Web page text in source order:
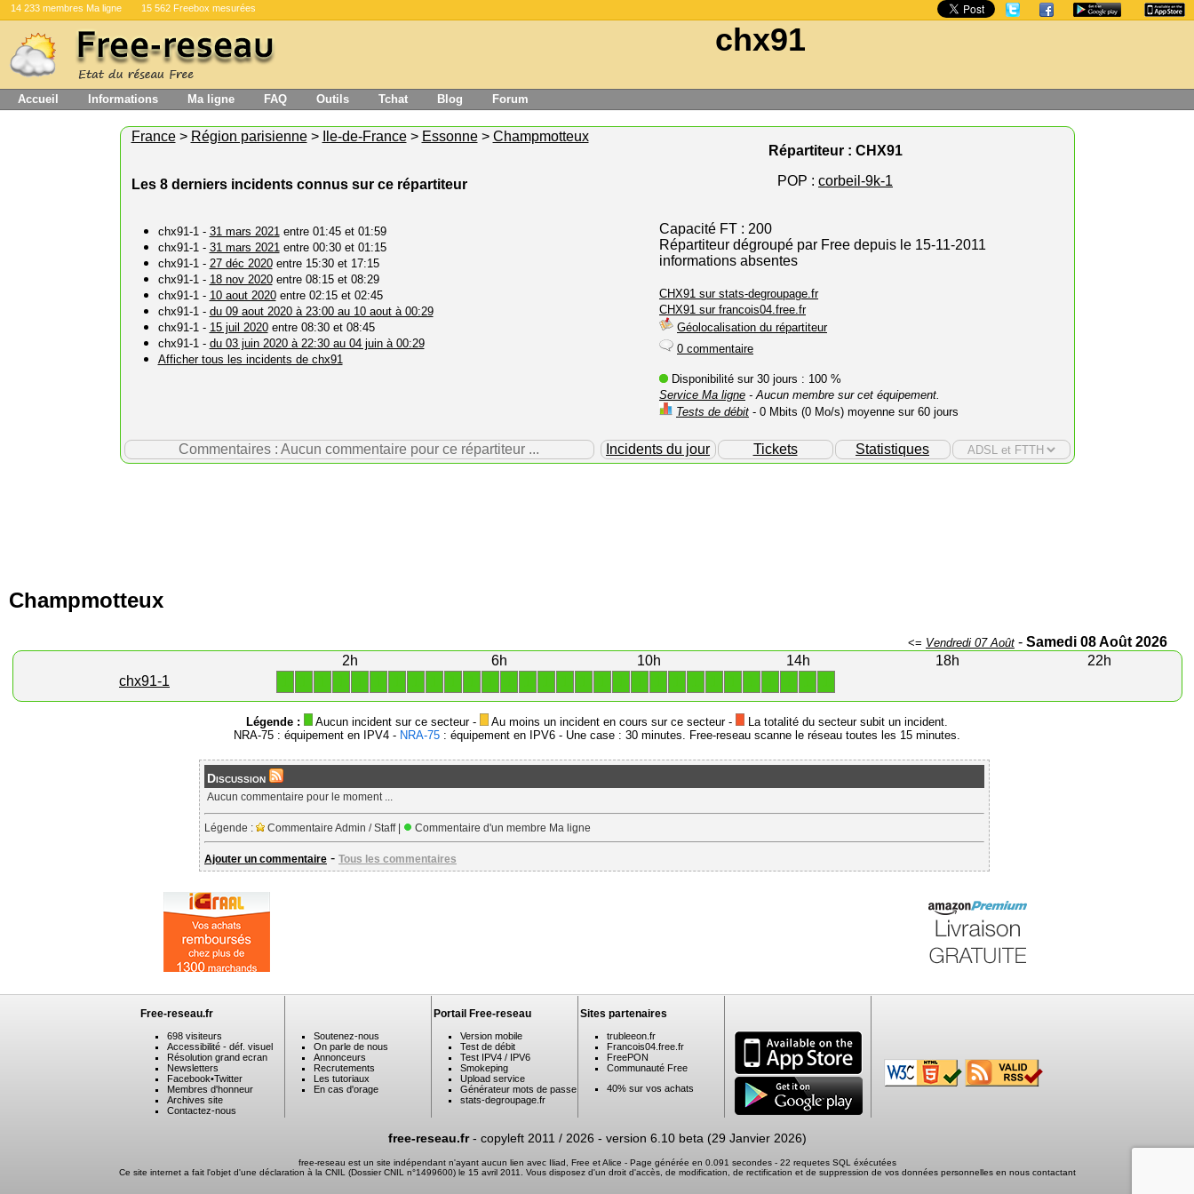
14 233 membres Ma ligne 15 562 Freebox mesurées
chx91
Accueil Informations Ma ligne FAQ Outils Tchat Blog Forum
France> Région parisienne> Ile-de-France> Essonne> Champmotteux
Les 8 derniers incidents connus sur ce répartiteur
chx91-1 - 31 mars 2021entre 01:45 et 01:59
chx91-1 - 31 mars 2021entre 00:30 et 01:15
chx91-1 - 27 déc 2020entre 15:30 et 17:15
chx91-1 - 18 nov 2020entre 08:15 et 08:29
chx91-1 - 10 aout 2020entre 02:15 et 02:45
chx91-1 - du 09 aout 2020 à 23:00 au 10 aout à 00:29
chx91-1 - 15 juil 2020entre 08:30 et 08:45
chx91-1 - du 03 juin 2020 à 22:30 au 04 juin à 00:29
Afficher tous les incidents de chx91
Répartiteur : CHX91
POP : corbeil-9k-1
Capacité FT : 200
Répartiteur dégroupé par Free depuis le 15-11-2011
informations absentes
CHX91 sur stats-degroupage.fr
CHX91 sur francois04.free.fr
Géolocalisation du répartiteur
0 commentaire
Disponibilité sur 30 jours : 100 %
Service Ma ligne - Aucun membre sur cet équipement.
Tests de débit - 0 Mbits (0 Mo/s) moyenne sur 60 jours
Commentaires : Aucun commentaire pour ce répartiteur ... Incidents du jour Tickets Statistiques
Champmotteux
<= Vendredi 07 Août - Samedi 08 Août 2026
2h
6h 10h 14h 18h
22h
chx91-1
Légende : Aucun incident sur ce secteur - Au moins un incident en cours sur ce secteur -
La totalité du secteur subit un incident.
NRA-75 : équipement en IPV4 - NRA-75 : équipement en IPV6 - Une case : 30 minutes. Free-reseau scanne le réseau toutes les 15 minutes.
Discussion
Aucun commentaire pour le moment ...
Légende : Commentaire Admin / Staff | Commentaire d'un membre Ma ligne
Ajouter un commentaire - Tous les commentaires
Free-reseau.fr
698 visiteurs
Accessibilité - déf. visuel
Résolution grand ecran
Newsletters
Facebook•Twitter
Membres d'honneur
Archives site
Contactez-nous
Soutenez-nous
On parle de nous
Annonceurs
Recrutements
Les tutoriaux
En cas d'orage
Portail Free-reseau
Version mobile
Test de débit
Test IPV4 / IPV6
Smokeping
Upload service
Générateur mots de passe
stats-degroupage.fr
Sites partenaires
trubleeon.fr
Francois04.free.fr
FreePON
Communauté Free
40% sur vos achats
free-reseau.fr- copyleft 2011 / 2026 - version 6.10 beta (29 Janvier 2026)
free-reseau est un site indépendant n'ayant aucun lien avec Iliad, Free et Alice - Page générée en 0.091 secondes - 22 requetes SQL éxécutées
Ce site internet a fait l'objet d'une déclaration à la CNIL (Dossier CNIL n°1499600) le 15 avril 2011. Vous disposez d'un droit d'accès, de modification, de rectification et de suppression de vos données personnelles en nous contactant